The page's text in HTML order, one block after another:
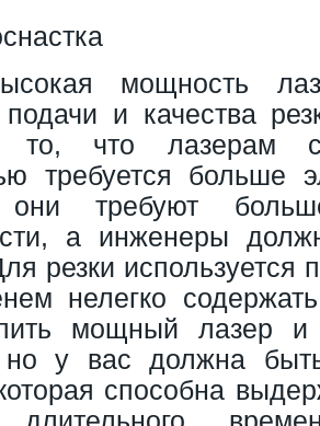
мощность
подачи и качества
то, что лазерам
требуется больше
они требуют
а инженеры
резки используется
нелегко
мощный лазер и
у вас должна
способна